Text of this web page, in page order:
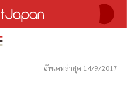
อัพเดทล่าสุด 14/9/2017